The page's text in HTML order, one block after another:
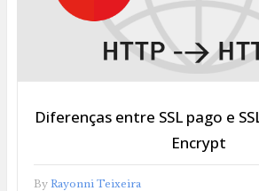
Diferenças entre SSL pago e
Encrypt
By Rayonni Teixeira